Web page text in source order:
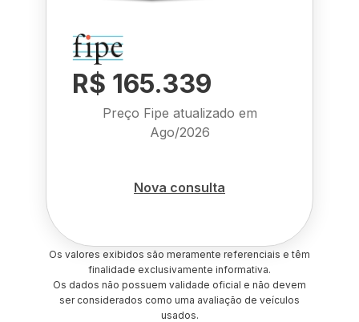
R$ 165.339
Preço Fipe atualizado em
Ago/2026
Nova consulta
Os valores exibidos são meramente referenciais e têm
finalidade exclusivamente informativa.
Os dados não possuem validade oficial e não devem
ser considerados como uma avaliação de veículos
usados.